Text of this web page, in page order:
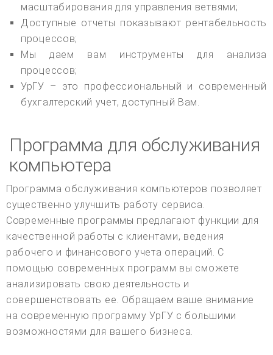
масштабирования для управления ветвями;
Доступные отчеты показывают рентабельность
процессов;
Мы даем вам инструменты для анализа
процессов;
УрГУ – это профессиональный и современный
бухгалтерский учет, доступный Вам.
Программа для обслуживания
компьютера
Программа обслуживания компьютеров позволяет
существенно улучшить работу сервиса.
Современные программы предлагают функции для
качественной работы с клиентами, ведения
рабочего и финансового учета операций. С
помощью современных программ вы сможете
анализировать свою деятельность и
совершенствовать ее. Обращаем ваше внимание
на современную программу УрГУ с большими
возможностями для вашего бизнеса.